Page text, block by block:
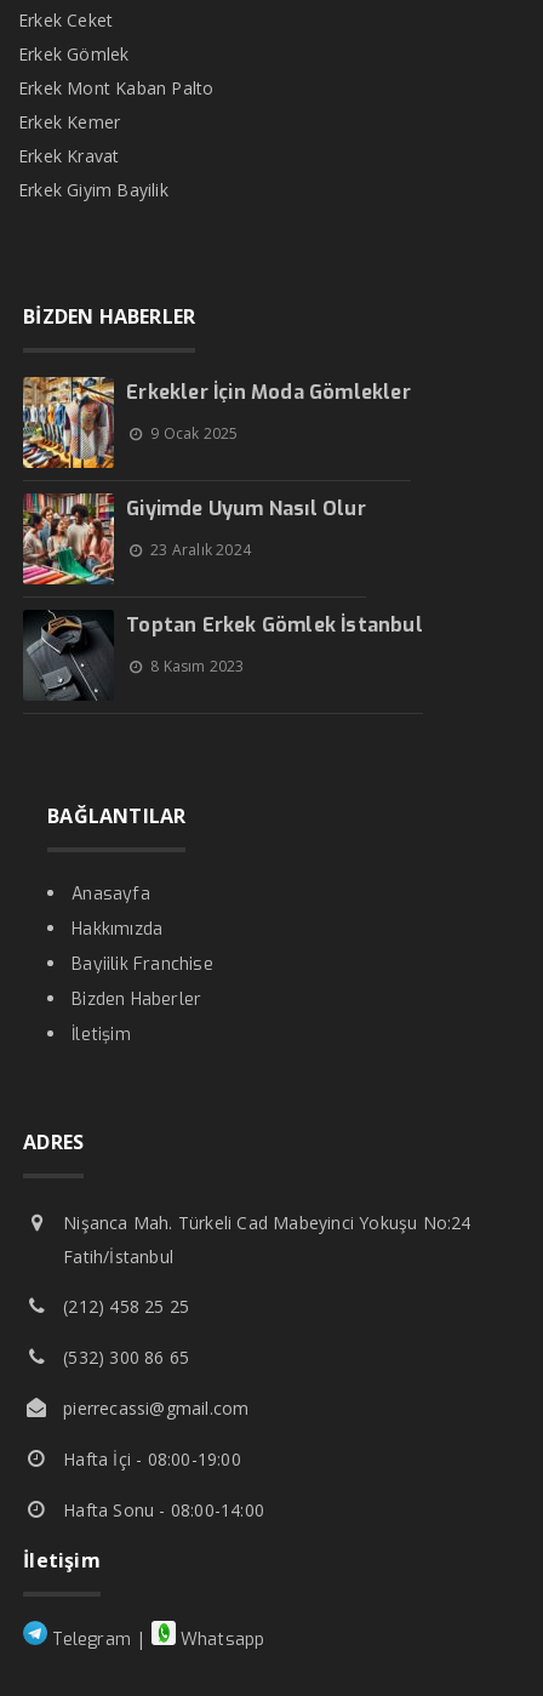
Erkek Ceket
Erkek Gömlek
Erkek Mont Kaban Palto
Erkek Kemer
Erkek Kravat
Erkek Giyim Bayilik
BİZDEN HABERLER
Erkekler İçin Moda Gömlekler
9 Ocak 2025
Giyimde Uyum Nasıl Olur
23 Aralık 2024
Toptan Erkek Gömlek İstanbul
8 Kasım 2023
BAĞLANTILAR
Anasayfa
Hakkımızda
Bayiilik Franchise
Bizden Haberler
İletişim
ADRES
Nişanca Mah. Türkeli Cad Mabeyinci Yokuşu No:24
Fatih/İstanbul
(212) 458 25 25
(532) 300 86 65
pierrecassi@gmail.com
Hafta İçi - 08:00-19:00
Hafta Sonu - 08:00-14:00
İletişim
Telegram | Whatsapp